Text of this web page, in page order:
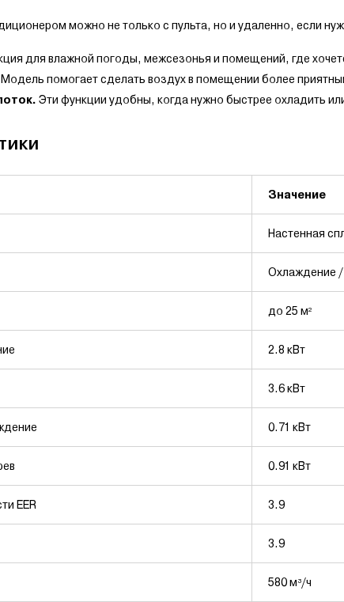
можно не только с пульта, но и удаленно, если
для влажной погоды, межсезонья и помещений, где
Модель помогает сделать воздух в помещении более
Эти функции удобны, когда нужно быстрее охладить
Значение
Настенная
Охлаждение /
до 25 м²
2.8 кВт
3.6 кВт
0.71 кВт
0.91 кВт
EER 3.9
3.9
580 м³/ч